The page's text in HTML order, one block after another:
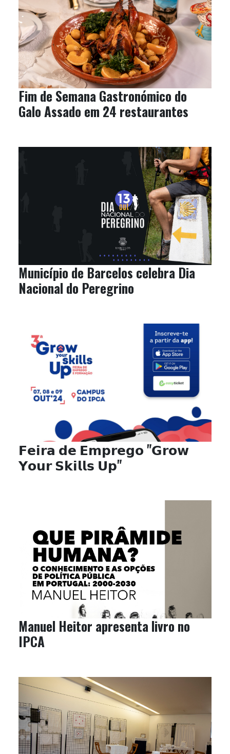
Fim de Semana Gastronómico do
Galo Assado em 24 restaurantes
Município de Barcelos celebra Dia
Nacional do Peregrino
𝗙𝗲𝗶𝗿𝗮 𝗱𝗲 𝗘𝗺𝗽𝗿𝗲𝗴𝗼 "𝗚𝗿𝗼𝘄
𝗬𝗼𝘂𝗿 𝗦𝗸𝗶𝗹𝗹𝘀 𝗨𝗽"
Manuel Heitor apresenta livro no
IPCA